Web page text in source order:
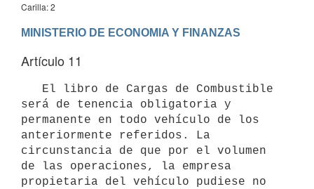
Carilla: 2
MINISTERIO DE ECONOMIA Y FINANZAS
Artículo 11
será de tenencia obligatoria y
permanente en todo vehículo de los
anteriormente referidos. La
circunstancia de que por el volumen
de las operaciones, la empresa
propietaria del vehículo pudiese no